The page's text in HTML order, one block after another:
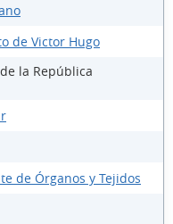
de Victor Hugo
la República
de Órganos y Tejidos